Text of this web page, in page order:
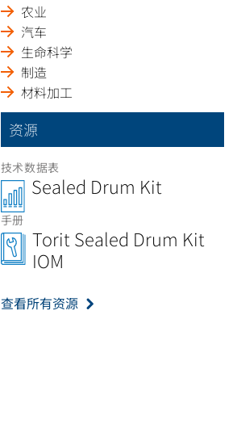
农业
汽车
生命科学
制造
材料加工
资源
技术数据表
Sealed Drum Kit
手册
Torit Sealed Drum Kit
IOM
查看所有资源